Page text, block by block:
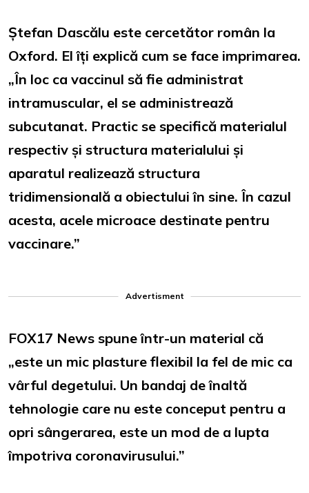
Ștefan Dascălu este cercetător român la
Oxford. El îți explică cum se face imprimarea.
„În loc ca vaccinul să fie administrat
intramuscular, el se administrează
subcutanat. Practic se specifică materialul
respectiv și structura materialului și
aparatul realizează structura
tridimensională a obiectului în sine. În cazul
acesta, acele microace destinate pentru
vaccinare.”
Advertisment
FOX17 News spune într-un material că
„este un mic plasture flexibil la fel de mic ca
vârful degetului. Un bandaj de înaltă
tehnologie care nu este conceput pentru a
opri sângerarea, este un mod de a lupta
împotriva coronavirusului.”